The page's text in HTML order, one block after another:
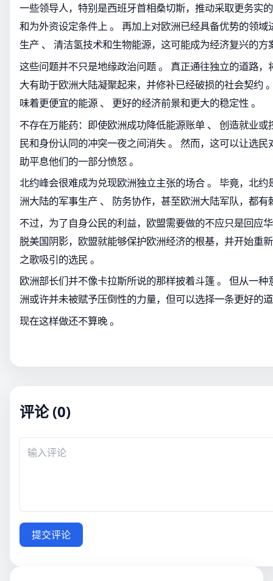
一些领导人，特别是西班牙首相桑切斯，推动采取更务实
和为外资设定条件上 。 再加上对欧洲已经具备优势的领
生产 、 清洁氢技术和生物能源，这可能成为经济复兴的方
这些问题并不只是地缘政治问题 。 真正通往独立的道路
大有助于欧洲大陆凝聚起来，并修补已经破损的社会契约
味着更便宜的能源 、 更好的经济前景和更大的稳定性 。
不存在万能药：即使欧洲成功降低能源账单 、 创造就业
民和身份认同的冲突一夜之间消失 。 然而，这可以让选
助平息他们的一部分愤怒 。
北约峰会很难成为兑现欧洲独立主张的场合 。 毕竟，北约
洲大陆的军事生产 、 防务协作，甚至欧洲大陆军队，都有
不过，为了自身公民的利益，欧盟需要做的不应只是回应
脱美国阴影，欧盟就能够保护欧洲经济的根基，并开始重
之歌吸引的选民 。
欧洲部长们并不像卡拉斯所说的那样披着斗篷 。 但从一
洲或许并未被赋予压倒性的力量，但可以选择一条更好的
现在这样做还不算晚 。
评论 (0)
提交评论